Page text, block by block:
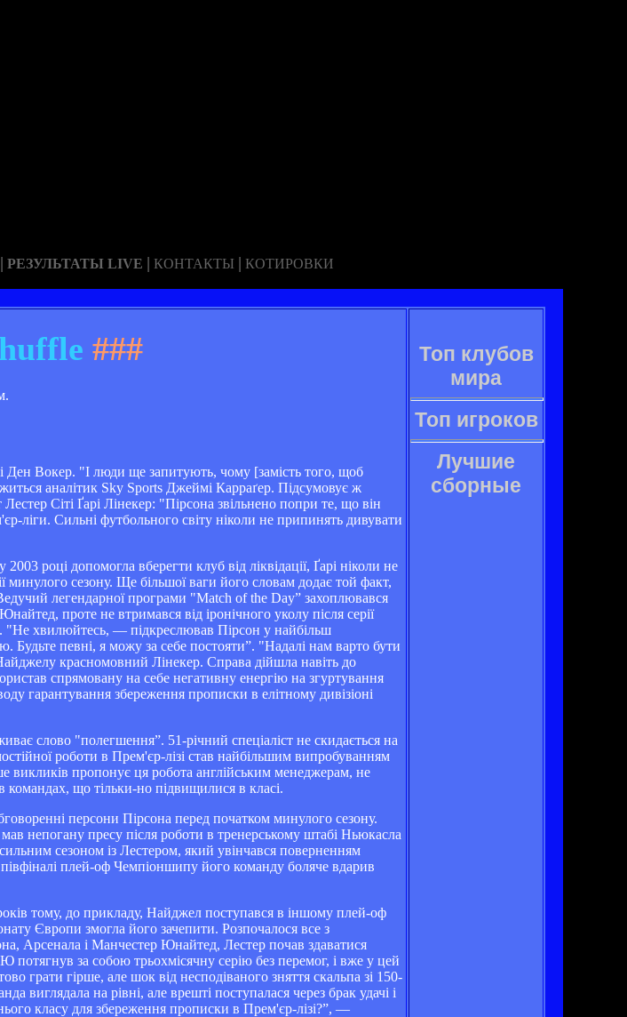
| РЕЗУЛЬТАТЫ LIVE | КОНТАКТЫ | КОТИРОВКИ
###
Ден Вокер. "І люди ще запитують, чому [замість того, щоб
аналітик Sky Sports Джеймі Карраґер. Підсумовує ж
Сіті Ґарі Лінекер: "Пірсона звільнено попри те, що він
ліги. Сильні футбольного світу ніколи не припинять дивувати
році допомогла вберегти клуб від ліквідації, Ґарі ніколи не
минулого сезону. Ще більшої ваги його словам додає той факт,
легендарної програми "Match of the Day” захоплювався
проте не втримався від іронічного уколу після серії
"Не хвилюйтесь, — підкреслював Пірсон у найбільш
певні, я можу за себе постояти”. "Надалі нам варто бути
красномовний Лінекер. Справа дійшла навіть до
спрямовану на себе негативну енергію на згуртування
гарантування збереження прописки в елітному дивізіоні
слово "полегшення”. 51-річний спеціаліст не скидається на
роботи в Прем'єр-лізі став найбільшим випробуванням
викликів пропонує ця робота англійським менеджерам, не
що тільки-но підвищилися в класі.
персони Пірсона перед початком минулого сезону.
непогану пресу після роботи в тренерському штабі Ньюкасла
сезоном із Лестером, який увінчався поверненням
півфіналі плей-оф Чемпіоншипу його команду боляче вдарив
тому, до прикладу, Найджел поступався в іншому плей-оф
Європи змогла його зачепити. Розпочалося все з
Арсенала і Манчестер Юнайтед, Лестер почав здаватися
за собою трьохмісячну серію без перемог, і вже у цей
грати гірше, але шок від несподіваного зняття скальпа зі 150-
на рівні, але врешті поступалася через брак удачі і
класу для збереження прописки в Прем'єр-лізі?”, —
Топ клубов
мира
Топ игроков
Лучшие
сборные